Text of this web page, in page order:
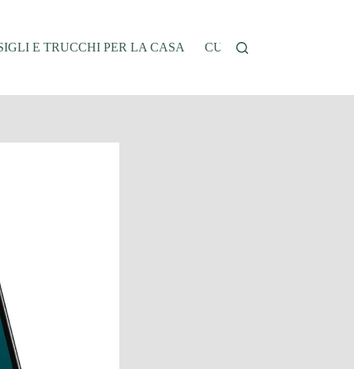
E TRUCCHI PER LA CASA CUCINA E RICETTE